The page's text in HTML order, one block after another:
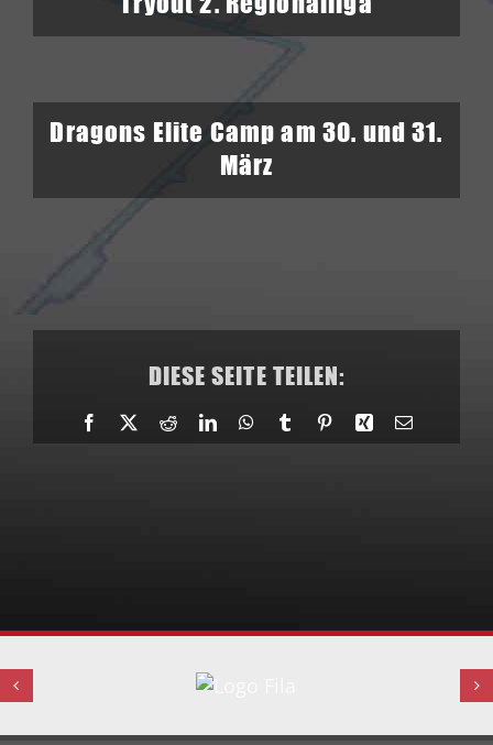
Dragons Elite Camp am 30. und 31.
März
DIESE SEITE TEILEN:
Facebook RedditLinkedInWhatsApp
Tumblr PinterestXing E-